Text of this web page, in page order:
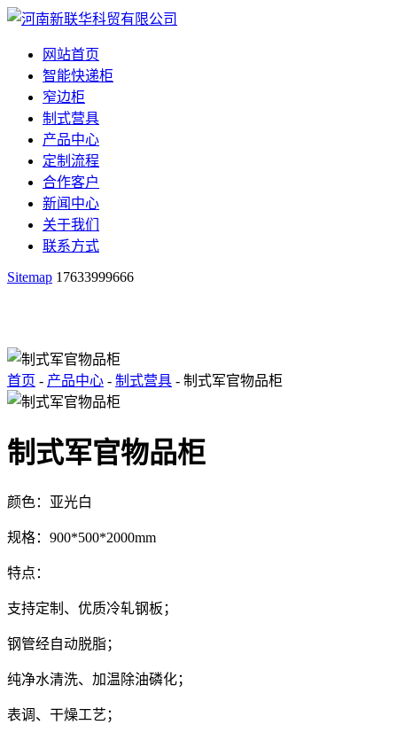
网站首页
智能快递柜
窄边柜
制式营具
产品中心
定制流程
合作客户
新闻中心
关于我们
联系方式
Sitemap 17633999666
首页 - 产品中心 - 制式营具 - 制式军官物品柜
制式军官物品柜
颜色：亚光白
规格：900*500*2000mm
特点：
支持定制、优质冷轧钢板；
钢管经自动脱脂；
纯净水清洗、加温除油磷化；
表调、干燥工艺；